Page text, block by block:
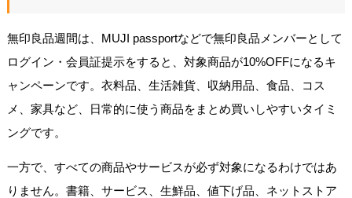
無印良品週間は、MUJI passportなどで無印良品メンバーとして
ログイン・会員証提示をすると、対象商品が10%OFFになるキ
ャンペーンです。衣料品、生活雑貨、収納用品、食品、コス
メ、家具など、日常的に使う商品をまとめ買いしやすいタイミ
ングです。
一方で、すべての商品やサービスが必ず対象になるわけではあ
りません。書籍、サービス、生鮮品、値下げ品、ネットストア